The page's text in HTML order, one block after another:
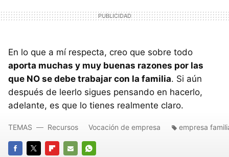
En lo que a mí respecta, creo que sobre todo
aporta muchas y muy buenas razones por las
que NO se debe trabajar con la familia. Si aún
después de leerlo sigues pensando en hacerlo,
adelante, es que lo tienes realmente claro.
TEMAS Recursos Vocación de empresa empresa